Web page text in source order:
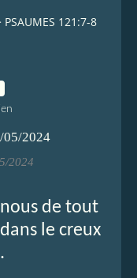
PSAUMES 121:7-8
2024
de tout
le creux